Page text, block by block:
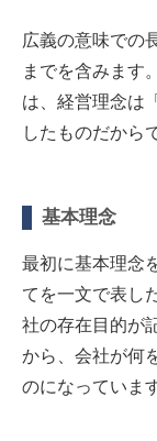
広義の意味での
までを含みます
は、経営理念は
したものだから
基本理念
最初に基本理念
てを一文で表し
社の存在目的が
から、会社が何
のになっていま